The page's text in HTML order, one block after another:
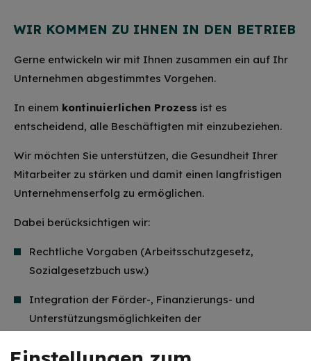
WIR KOMMEN ZU IHNEN IN DEN BETRIEB
Gerne entwickeln wir mit Ihnen zusammen ein auf Ihr
Unternehmen abgestimmtes Vorgehen.
In einem kontinuierlichen Prozess ist es
entscheidend, alle Beschäftigten mit einzubeziehen.
Wir möchten Sie unterstützen, die Gesundheit Ihrer
Mitarbeiter zu stärken und damit einen langfristigen
Unternehmenserfolg zu ermöglichen.
Dabei berücksichtigen wir:
Rechtliche Vorgaben (Arbeitsschutzgesetz,
Sozialgesetzbuch usw.)
Integration der Förder-, Finanzierungs- und
Unterstützungsmöglichkeiten der